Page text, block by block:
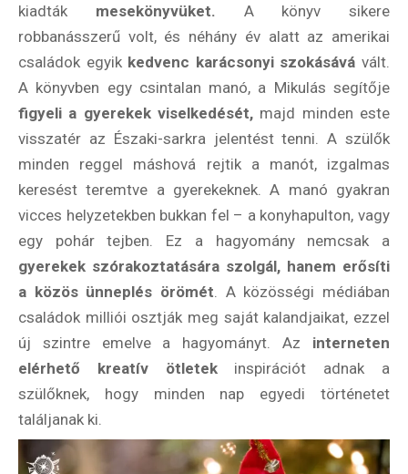
kiadták mesekönyvüket. A könyv sikere
robbanásszerű volt, és néhány év alatt az amerikai
családok egyik kedvenc karácsonyi szokásává vált.
A könyvben egy csintalan manó, a Mikulás segítője
figyeli a gyerekek viselkedését, majd minden este
visszatér az Északi-sarkra jelentést tenni. A szülők
minden reggel máshová rejtik a manót, izgalmas
keresést teremtve a gyerekeknek. A manó gyakran
vicces helyzetekben bukkan fel – a konyhapulton, vagy
egy pohár tejben. Ez a hagyomány nemcsak a
gyerekek szórakoztatására szolgál, hanem erősíti
a közös ünneplés örömét . A közösségi médiában
családok milliói osztják meg saját kalandjaikat, ezzel
új szintre emelve a hagyományt. Az interneten
elérhető kreatív ötletekinspirációt adnak a
szülőknek, hogy minden nap egyedi történetet
találjanak ki.